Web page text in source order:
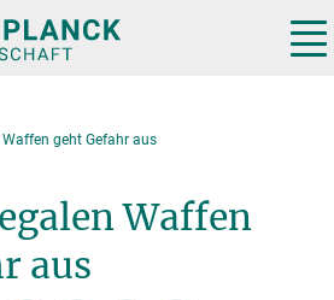
geht Gefahr aus
Waffen
aus